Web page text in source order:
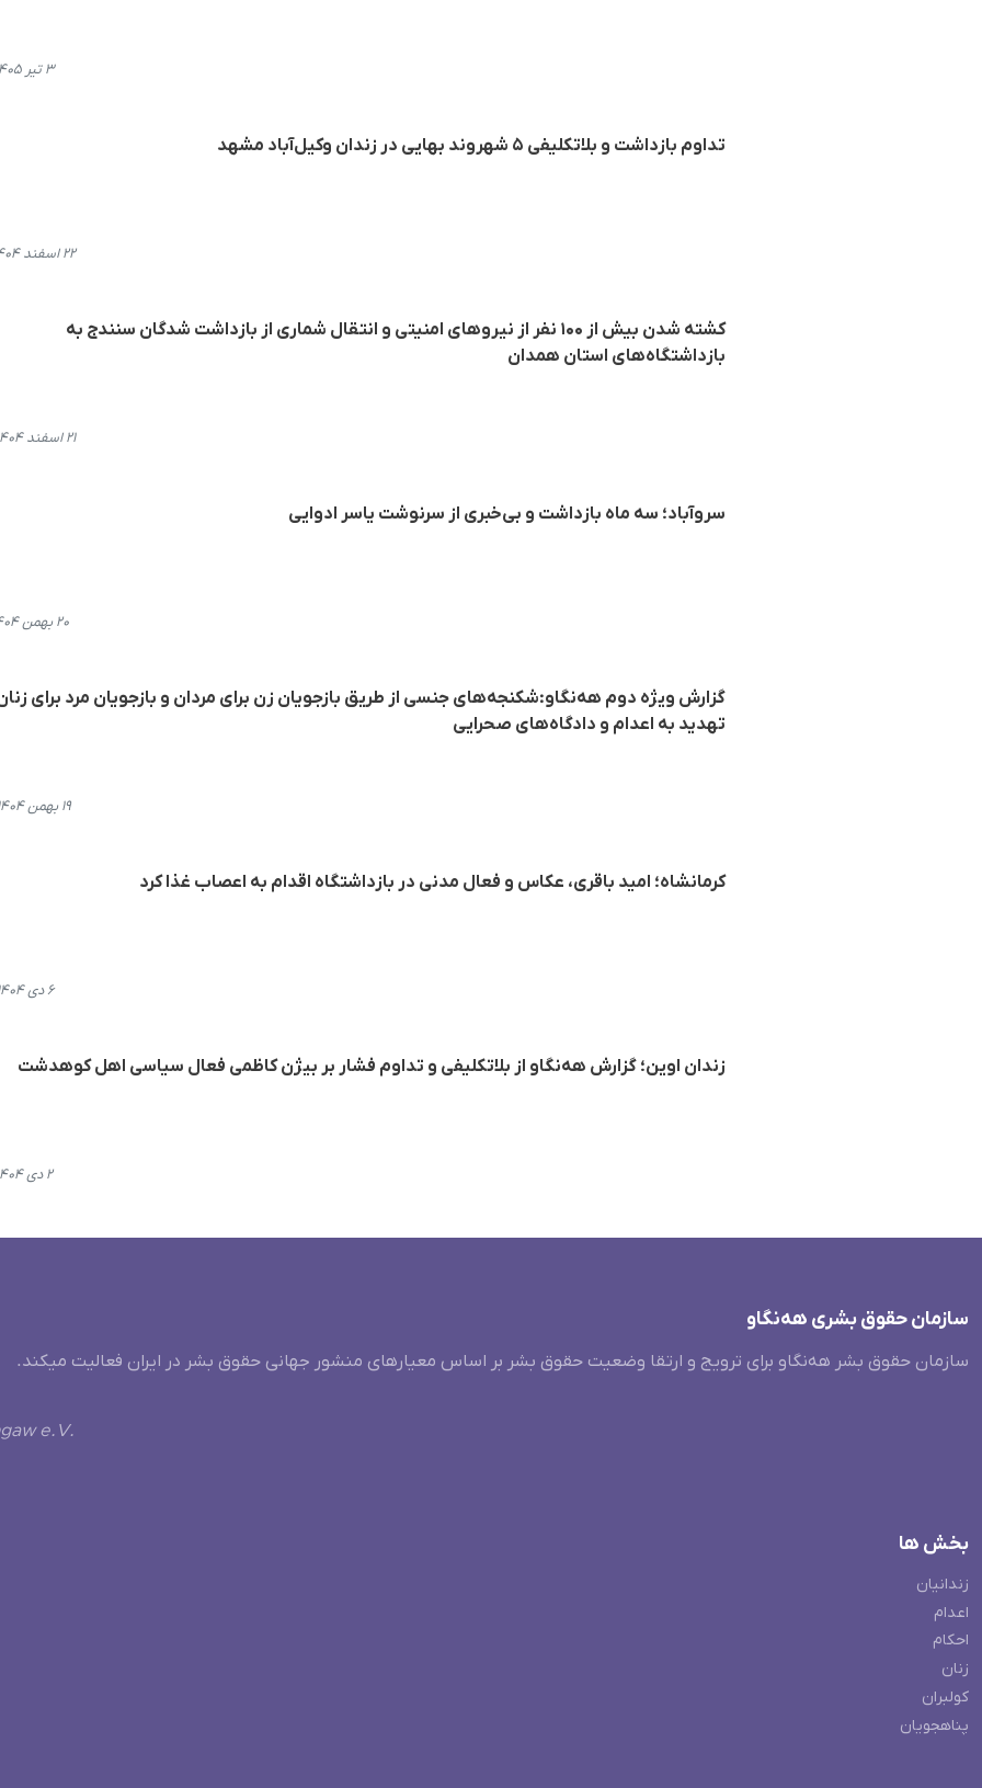
۳ تیر ۱۴۰۵، ۱۶:۳۰
تداوم بازداشت و بلاتکلیفی ۵ شهروند بهایی در زندان وکیل‌آباد مشهد
۲۲ اسفند ۱۴۰۴، ۲۲:۱۷
کشته شدن بیش از ۱۰۰ نفر از نیروهای امنیتی و انتقال شماری از بازداشت شدگان سنندج به
بازداشتگاه‌های استان همدان
۲۱ اسفند ۱۴۰۴، ۲۱:۴۵
سروآباد؛ سه ماه بازداشت و بی‌خبری از سرنوشت یاسر ادوایی
۲۰ بهمن ۱۴۰۴، ۱۹:۳۹
گزارش ویژه دوم هه‌نگاو:شکنجه‌های جنسی از طریق بازجویان زن برای مردان و بازجویان مرد برای
تهدید به اعدام و دادگاه‌های صحرایی
۱۹ بهمن ۱۴۰۴، ۲۲:۲۴
کرمانشاه؛ امید باقری، عکاس و فعال مدنی در بازداشتگاه اقدام به اعصاب غذا کرد
۶ دی ۱۴۰۴، ۱۳:۵۸
زندان اوین؛ گزارش هه‌نگاو از بلاتکلیفی و تداوم فشار بر بیژن کاظمی فعال سیاسی اهل کوهدشت
۲ دی ۱۴۰۴، ۱۵:۰۴
سازمان حقوق بشری هەنگاو
سازمان حقوق بشر هه‌نگاو برای ترویج و ارتقا وضعیت حقوق بشر بر اساس معیارهای منشور جهانی حقوق بشر در ایران فعالیت میکند.
e.V.
بخش ها
زندانیان
اعدام
احکام
زنان
کولبران
پناهجویان